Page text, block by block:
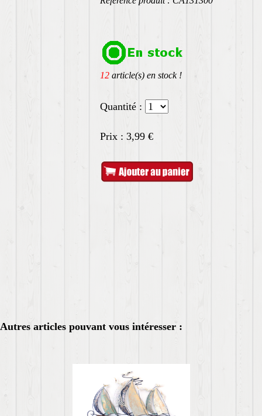
12 article(s) en stock !
Quantité :
Prix : 3,99 €
Autres articles pouvant vous intéresser :